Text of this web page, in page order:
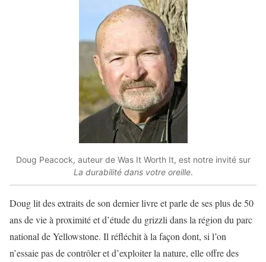
Doug Peacock, auteur de Was It Worth It, est notre invité sur
La durabilité dans votre oreille.
Doug lit des extraits de son dernier livre et parle de ses plus de 50
ans de vie à proximité et d’étude du grizzli dans la région du parc
national de Yellowstone. Il réfléchit à la façon dont, si l’on
n’essaie pas de contrôler et d’exploiter la nature, elle offre des